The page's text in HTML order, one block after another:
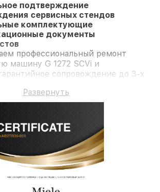
подтверждение
сервисных стендов
комплектующие
документы
профессиональный ремонт
машину G 1272 SCVi и
сопровождение до 3-х
Развернуть